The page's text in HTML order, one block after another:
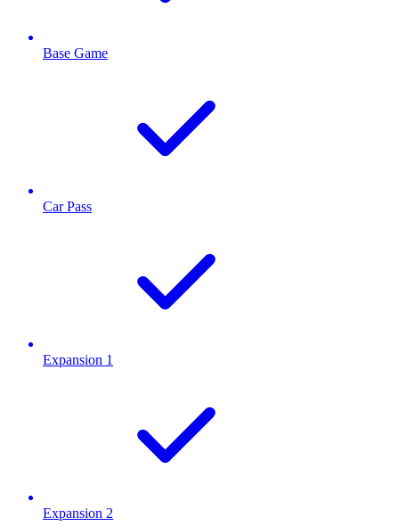
Base Game
Car Pass
Expansion 1
Expansion 2